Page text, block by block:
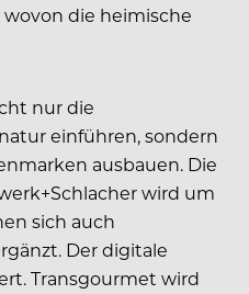
die heimische
nur die
einführen, sondern
ausbauen. Die
wird um
sich auch
Der digitale
Transgourmet wird